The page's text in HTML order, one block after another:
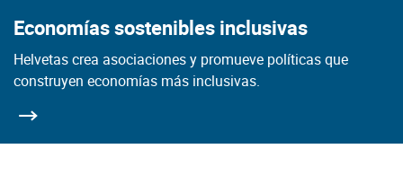
Economías sostenibles inclusivas
Helvetas crea asociaciones y promueve políticas que
construyen economías más inclusivas.